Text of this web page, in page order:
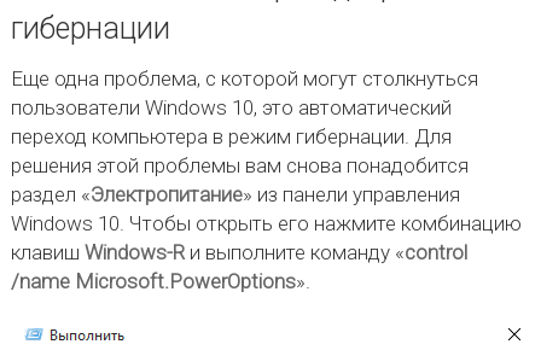
гибернации
Еще одна проблема, с которой могут столкнуться
пользователи Windows 10, это автоматический
переход компьютера в режим гибернации. Для
решения этой проблемы вам снова понадобится
раздел «Электропитание» из панели управления
Windows 10. Чтобы открыть его нажмите комбинацию
клавиш Windows-Rи выполните команду «control
/name Microsoft.PowerOptions».